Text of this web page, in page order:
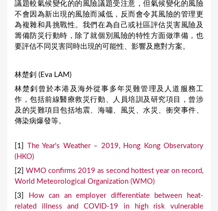
議題較氣候變化的的風險議題受注意，但氣候變化的風險
不會因為新出現的風險而減低，反而會令其風險的管理更
為複雜和具挑戰性。我們在為自己或社區評估災害風險及
籌備防災行動時，除了就個別風險的特性方面做準備，也
要評估不同災害同時出現的可能性、影響及應對方案。
林楚釗 (Eva LAM)
林楚釗曾於本港及海外從事多年災難管理及人道服務工
作，包括前線醫療救災行動、人員培訓及研究項目，曾涉
及的災難項目包括地震、海嘯、風災、水災、衝突事件、
傳染病爆發等。
[1]
The Year's Weather – 2019, Hong Kong Observatory
(HKO)
[2] WMO confirms 2019 as second hottest year on record,
World Meteorological Organization (WMO)
[3]
How can an employer differentiate between heat-
related illness and COVID-19 in high risk vulnerable